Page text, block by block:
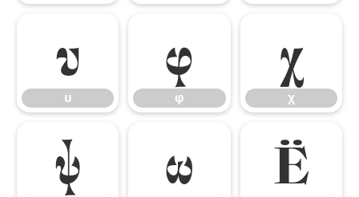
υ
υ
φ
φ
χ
χ
ψ ω Ё